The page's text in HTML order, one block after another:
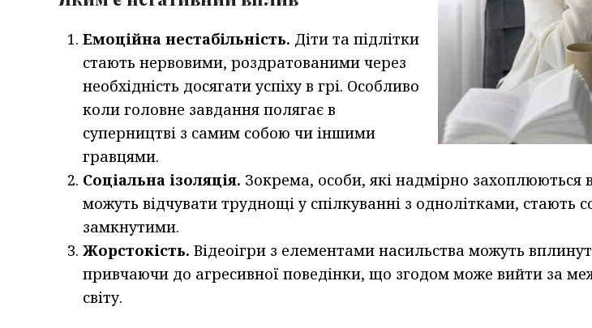
Емоційна нестабільність. Діти та підлітки
стають нервовими, роздратованими через
необхідність досягати успіху в грі. Особливо
коли головне завдання полягає в
суперництві з самим собою чи іншими
гравцями.
Соціальна ізоляція. Зокрема, особи, які надмірно захоплюються
можуть відчувати труднощі у спілкуванні з однолітками, стають
замкнутими.
Жорстокість. Відеоігри з елементами насильства можуть
привчаючи до агресивної поведінки, що згодом може вийти за
світу.